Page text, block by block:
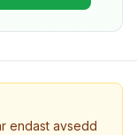
endast avsedd